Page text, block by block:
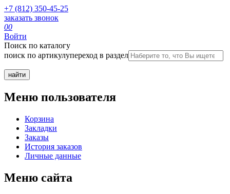
+7 (812) 350-45-25
заказать звонок
00
Войти
Поиск по каталогу
поиск по артикулупереход в раздел
Меню пользователя
Корзина
Закладки
Заказы
История заказов
Личные данные
Меню сайта